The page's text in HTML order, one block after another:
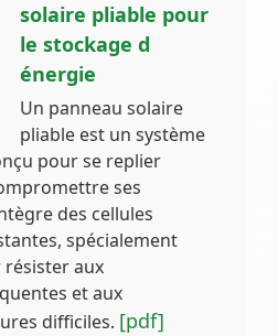
solaire pliable pour
le stockage d
énergie
Un panneau solaire
pliable est un système
pour se replier
ses
des cellules
spécialement
résister aux
et aux
difficiles. [pdf]